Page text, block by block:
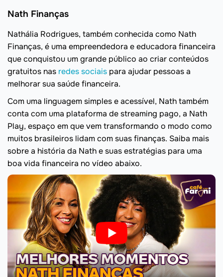
Nath Finanças
Nathália Rodrigues, também conhecida como Nath
Finanças, é uma empreendedora e educadora financeira
que conquistou um grande público ao criar conteúdos
gratuitos nas redes sociais para ajudar pessoas a
melhorar sua saúde financeira.
Com uma linguagem simples e acessível, Nath também
conta com uma plataforma de streaming pago, a Nath
Play, espaço em que vem transformando o modo como
muitos brasileiros lidam com suas finanças. Saiba mais
sobre a história da Nath e suas estratégias para uma
boa vida financeira no vídeo abaixo.